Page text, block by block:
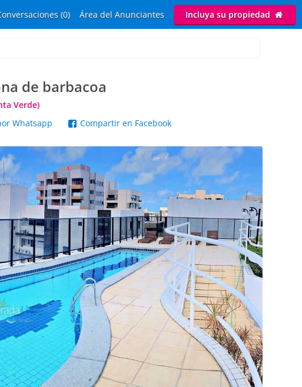
(0) Área del Anunciantes Incluya su propiedad
de barbacoa
Verde)
Whatsapp Compartir en Facebook